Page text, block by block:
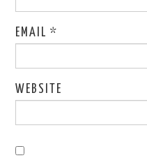
EMAIL*
WEBSITE